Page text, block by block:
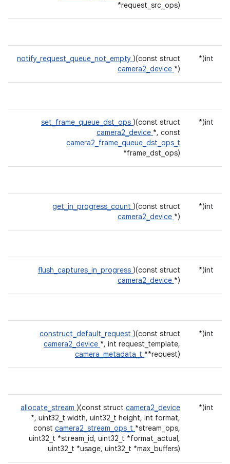
*request_src_ops)
int(*
notify_request_queue_not_empty )(const struct
camera2_device *)
int(*
set_frame_queue_dst_ops )(const struct
camera2_device *, const
camera2_frame_queue_dst_ops_t
*frame_dst_ops)
int(*
get_in_progress_count )(const struct
camera2_device *)
int(*
flush_captures_in_progress )(const struct
camera2_device *)
int(*
construct_default_request )(const struct
camera2_device *, int request_template,
camera_metadata_t **request)
int(*
allocate_stream )(const struct camera2_device
*, uint32_t width, uint32_t height, int format,
const camera2_stream_ops_t *stream_ops,
uint32_t *stream_id, uint32_t *format_actual,
uint32_t *usage, uint32_t *max_buffers)